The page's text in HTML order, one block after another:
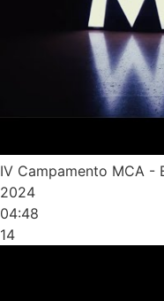
IV Campamento MCA -
2024
04:48
14